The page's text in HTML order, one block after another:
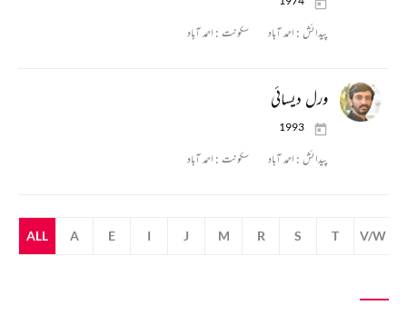
پیدائش : احمد آباد سکونت : احمد آباد
ورل دیسائی
1993
پیدائش : احمد آباد سکونت : احمد آباد
ALL A E I J M R S T V/W